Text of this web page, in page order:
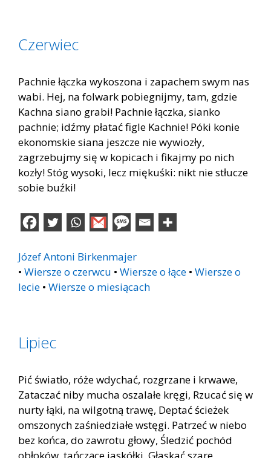
Czerwiec
Pachnie łączka wykoszona i zapachem swym nas
wabi. Hej, na folwark pobiegnijmy, tam, gdzie
Kachna siano grabi! Pachnie łączka, sianko
pachnie; idźmy płatać figle Kachnie! Póki konie
ekonomskie siana jeszcze nie wywiozły,
zagrzebujmy się w kopicach i fikajmy po nich
kozły! Stóg wysoki, lecz miękuśki: nikt nie stłucze
sobie buźki!
Józef Antoni Birkenmajer
• Wiersze o czerwcu • Wiersze o łące • Wiersze o
lecie • Wiersze o miesiącach
Lipiec
Pić światło, róże wdychać, rozgrzane i krwawe,
Zataczać niby mucha oszalałe kręgi, Rzucać się w
nurty łąki, na wilgotną trawę, Deptać ścieżek
omszonych zaśniedziałe wstęgi. Patrzeć w niebo
bez końca, do zawrotu głowy, Śledzić pochód
obłoków, tańczące jaskółki, Głaskać szare